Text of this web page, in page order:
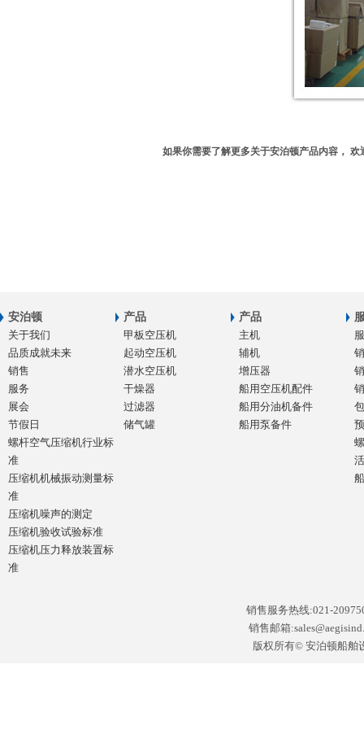
如果你需要了解更多关于安泊顿产品内容， 欢
安泊顿
关于我们
品质成就未来
销售
服务
展会
节假日
螺杆空气压缩机行业标
准
压缩机机械振动测量标
准
压缩机噪声的测定
压缩机验收试验标准
压缩机压力释放装置标
准
产品
甲板空压机
起动空压机
潜水空压机
干燥器
过滤器
储气罐
产品
主机
辅机
增压器
船用空压机配件
船用分油机备件
船用泵备件
销售服务热线:021-
销售邮箱
版权所有© 安泊顿船